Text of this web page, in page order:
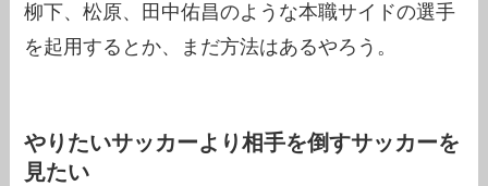
柳下、松原、田中佑昌のような本職サイドの選手
を起用するとか、まだ方法はあるやろう。
やりたいサッカーより相手を倒すサッカーを
見たい